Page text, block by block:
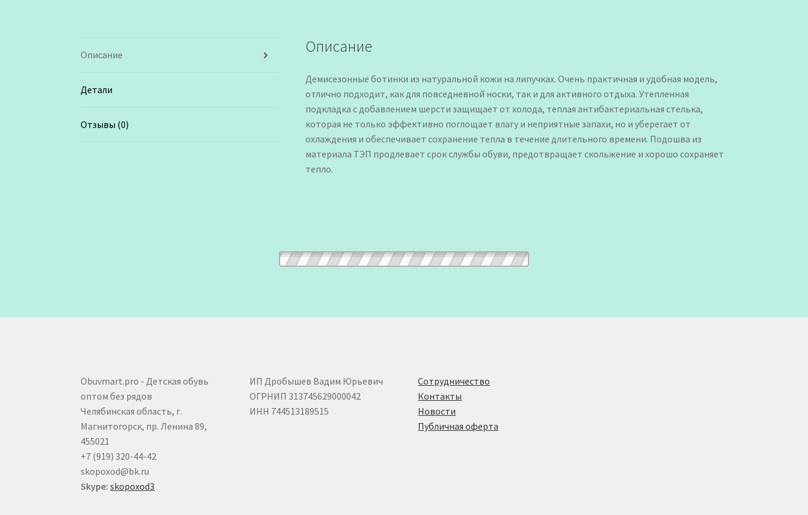
Описание
Детали
Отзывы (0)
Описание
Демисезонные ботинки из натуральной кожи на липучках. Очень практичная и удобная модель,
отлично подходит, как для повседневной носки, так и для активного отдыха. Утепленная
подкладка с добавлением шерсти защищает от холода, теплая антибактериальная стелька,
которая не только эффективно поглощает влагу и неприятные запахи, но и уберегает от
охлаждения и обеспечивает сохранение тепла в течение длительного времени. Подошва из
материала ТЭП продлевает срок службы обуви, предотвращает скольжение и хорошо сохраняет
тепло.
Obuvmart.pro - Детская обувь
оптом без рядов
Челябинская область, г.
Магнитогорск, пр. Ленина 89,
455021
+7 (919) 320-44-42
skopoxod@bk.ru
Skype: skopoxod3
ИП Дробышев Вадим Юрьевич
ОГРНИП 313745629000042
ИНН 744513189515
Сотрудничество
Контакты
Новости
Публичная оферта